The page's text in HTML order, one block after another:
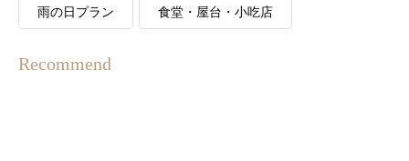
雨の日プラン 食堂・屋台・小吃店
Recommend